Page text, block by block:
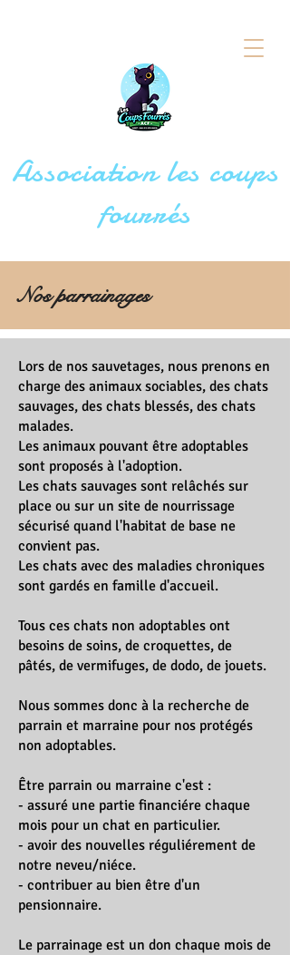
Association les coups
fourrés
Nos parrainages
Lors de nos sauvetages, nous prenons en
charge des animaux sociables, des chats
sauvages, des chats blessés, des chats
malades.
Les animaux pouvant être adoptables
sont proposés à l'adoption.
Les chats sauvages sont relâchés sur
place ou sur un site de nourrissage
sécurisé quand l'habitat de base ne
convient pas.
Les chats avec des maladies chroniques
sont gardés en famille d'accueil.
Tous ces chats non adoptables ont
besoins de soins, de croquettes, de
pâtés, de vermifuges, de dodo, de jouets.
Nous sommes donc à la recherche de
parrain et marraine pour nos protégés
non adoptables.
Être parrain ou marraine c'est :
- assuré une partie financiére chaque
mois pour un chat en particulier.
- avoir des nouvelles réguliérement de
notre neveu/niéce.
- contribuer au bien être d'un
pensionnaire.
Le parrainage est un don chaque mois de